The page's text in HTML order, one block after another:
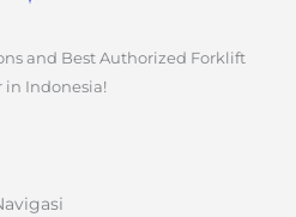
and Best Authorized Forklift
in Indonesia!